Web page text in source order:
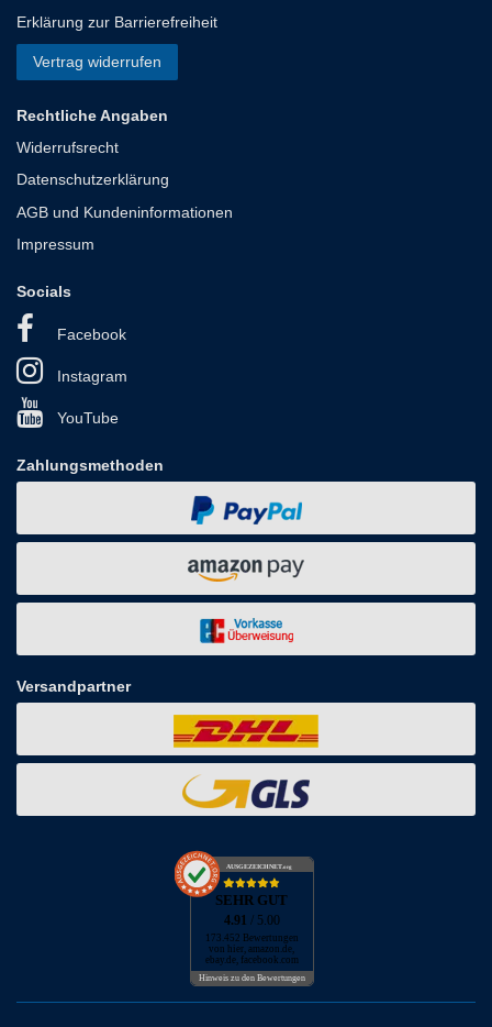
Erklärung zur Barrierefreiheit
Vertrag widerrufen
Rechtliche Angaben
Widerrufsrecht
Datenschutzerklärung
AGB und Kundeninformationen
Impressum
Socials
Facebook
Instagram
YouTube
Zahlungsmethoden
Versandpartner
AUSGEZEICHNET.org
SEHR GUT
4.91 / 5.00
173.452 Bewertungen
von hier, amazon.de,
ebay.de, facebook.com
Hinweis zu den Bewertungen